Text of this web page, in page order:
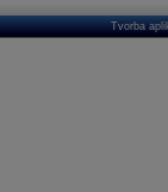
Tvorba